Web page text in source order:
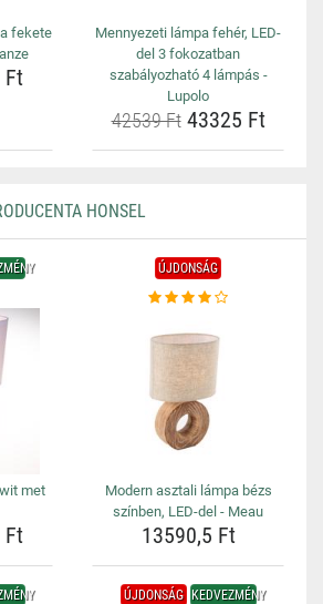
fekete
Ft
Mennyezeti lámpa fehér, LED-
del 3 fokozatban
szabályozható 4 lámpás -
Lupolo
42539 Ft43325 Ft
HONSEL
met
Ft
ÚJDONSÁG
Modern asztali lámpa bézs
színben, LED-del - Meau
13590,5 Ft
ÚJDONSÁG KEDVEZMÉNY